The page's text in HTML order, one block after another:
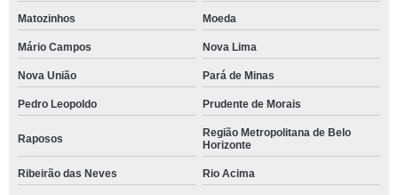
Matozinhos Moeda
Mário Campos Nova Lima
Nova União Pará de Minas
Pedro Leopoldo Prudente de Morais
Raposos
Região Metropolitana de Belo
Horizonte
Ribeirão das Neves Rio Acima